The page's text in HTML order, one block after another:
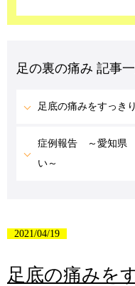
足の裏の痛み 記事
足底の痛みをすっき
症例報告 ～愛知
い～
2021/04/19
足底の痛みを